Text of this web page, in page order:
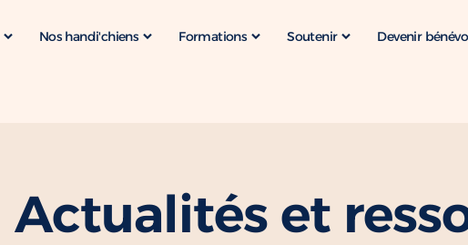
Nos handi'chiens Formations Soutenir Devenir
Actualités et